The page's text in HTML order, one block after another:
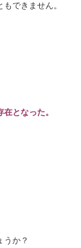
できません。
となった。
うか？